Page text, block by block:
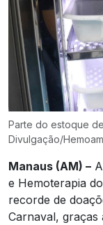
Parte do estoque
Divulgação/Hemoam
Manaus (AM) –
e Hemoterapia
recorde de
Carnaval, graças